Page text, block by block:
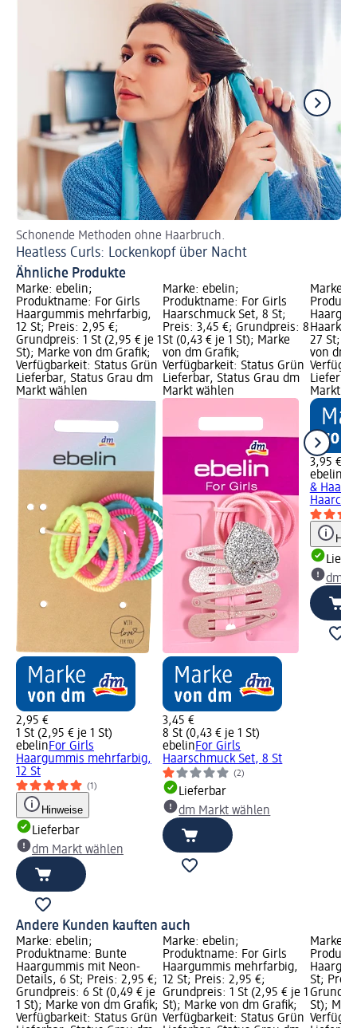
Schonende Methoden ohne Haarbruch.
Heatless Curls: Lockenkopf über Nacht
Ähnliche Produkte
Marke: ebelin;
Produktname: For Girls
Haargummis mehrfarbig,
12 St; Preis: 2,95 €;
Grundpreis: 1 St (2,95 € je 1
St); Marke von dm Grafik;
Verfügbarkeit: Status Grün
Lieferbar, Status Grau dm
Markt wählen
2,95 €
1 St (2,95 € je 1 St)
ebelinFor Girls
Haargummis mehrfarbig,
12 St
(1)
Hinweise
Lieferbar
dm Markt wählen
Marke: ebelin;
Produktname: For Girls
Haarschmuck Set, 8 St;
Preis: 3,45 €; Grundpreis: 8
St (0,43 € je 1 St); Marke
von dm Grafik;
Verfügbarkeit: Status Grün
Lieferbar, Status Grau dm
Markt wählen
3,45 €
8 St (0,43 € je 1 St)
ebelinFor Girls
Haarschmuck Set, 8 St
(2)
Lieferbar
dm Markt wählen
Marke:
27 St;
von dm
Markt
3,95 €
ebelin
&
dm
Andere Kunden kauften auch
Marke: ebelin;
Produktname: Bunte
Haargummis mit Neon-
Details, 6 St; Preis: 2,95 €;
Grundpreis: 6 St (0,49 € je
1 St); Marke von dm Grafik;
Verfügbarkeit: Status Grün
Marke: ebelin;
Produktname: For Girls
Haargummis mehrfarbig,
12 St; Preis: 2,95 €;
Grundpreis: 1 St (2,95 € je 1
St); Marke von dm Grafik;
Verfügbarkeit: Status Grün
Marke:
St;
St);